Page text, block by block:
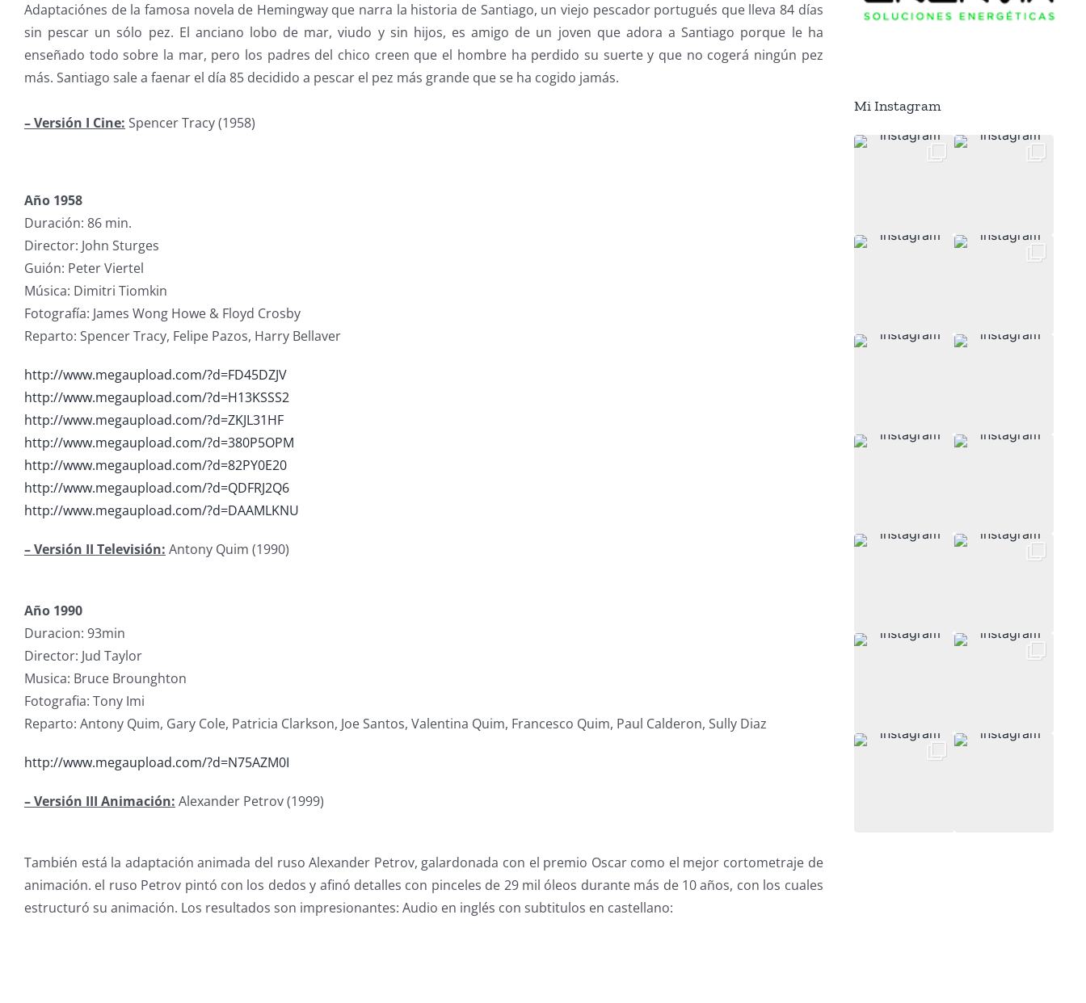
Adaptaciónes de la famosa novela de Hemingway que narra la historia de Santiago, un viejo pescador portugués que lleva 84 días
sin pescar un sólo pez. El anciano lobo de mar, viudo y sin hijos, es amigo de un joven que adora a Santiago porque le ha
enseñado todo sobre la mar, pero los padres del chico creen que el hombre ha perdido su suerte y que no cogerá ningún pez
más. Santiago sale a faenar el día 85 decidido a pescar el pez más grande que se ha cogido jamás.
– Versión I Cine: Spencer Tracy (1958)
Año 1958
Duración: 86 min.
Director: John Sturges
Guión: Peter Viertel
Música: Dimitri Tiomkin
Fotografía: James Wong Howe & Floyd Crosby
Reparto: Spencer Tracy, Felipe Pazos, Harry Bellaver
http://www.megaupload.com/?d=FD45DZJV
http://www.megaupload.com/?d=H13KSSS2
http://www.megaupload.com/?d=ZKJL31HF
http://www.megaupload.com/?d=380P5OPM
http://www.megaupload.com/?d=82PY0E20
http://www.megaupload.com/?d=QDFRJ2Q6
http://www.megaupload.com/?d=DAAMLKNU
– Versión II Televisión: Antony Quim (1990)
Año 1990
Duracion: 93min
Director: Jud Taylor
Musica: Bruce Brounghton
Fotografia: Tony Imi
Reparto: Antony Quim, Gary Cole, Patricia Clarkson, Joe Santos, Valentina Quim, Francesco Quim, Paul Calderon, Sully Diaz
http://www.megaupload.com/?d=N75AZM0I
– Versión III Animación: Alexander Petrov (1999)
También está la adaptación animada del ruso Alexander Petrov, galardonada con el premio Oscar como el mejor cortometraje de
animación. el ruso Petrov pintó con los dedos y afinó detalles con pinceles de 29 mil óleos durante más de 10 años, con los cuales
estructuró su animación. Los resultados son impresionantes: Audio en inglés con subtitulos en castellano:
Mi Instagram